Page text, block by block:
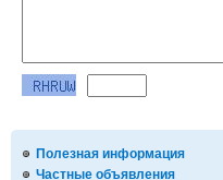
Полезная информация
Частные объявления